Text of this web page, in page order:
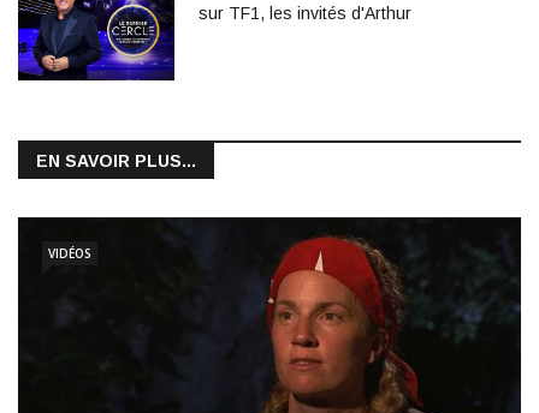
sur TF1, les invités d'Arthur
EN SAVOIR PLUS...
VIDÉOS